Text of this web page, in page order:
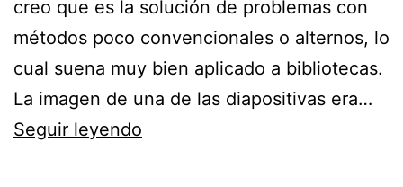
creo que es la solución de problemas con
métodos poco convencionales o alternos, lo
cual suena muy bien aplicado a bibliotecas.
La imagen de una de las diapositivas era…
Seguir leyendo